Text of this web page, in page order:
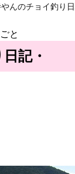
んのチョイ釣り日
と
記・